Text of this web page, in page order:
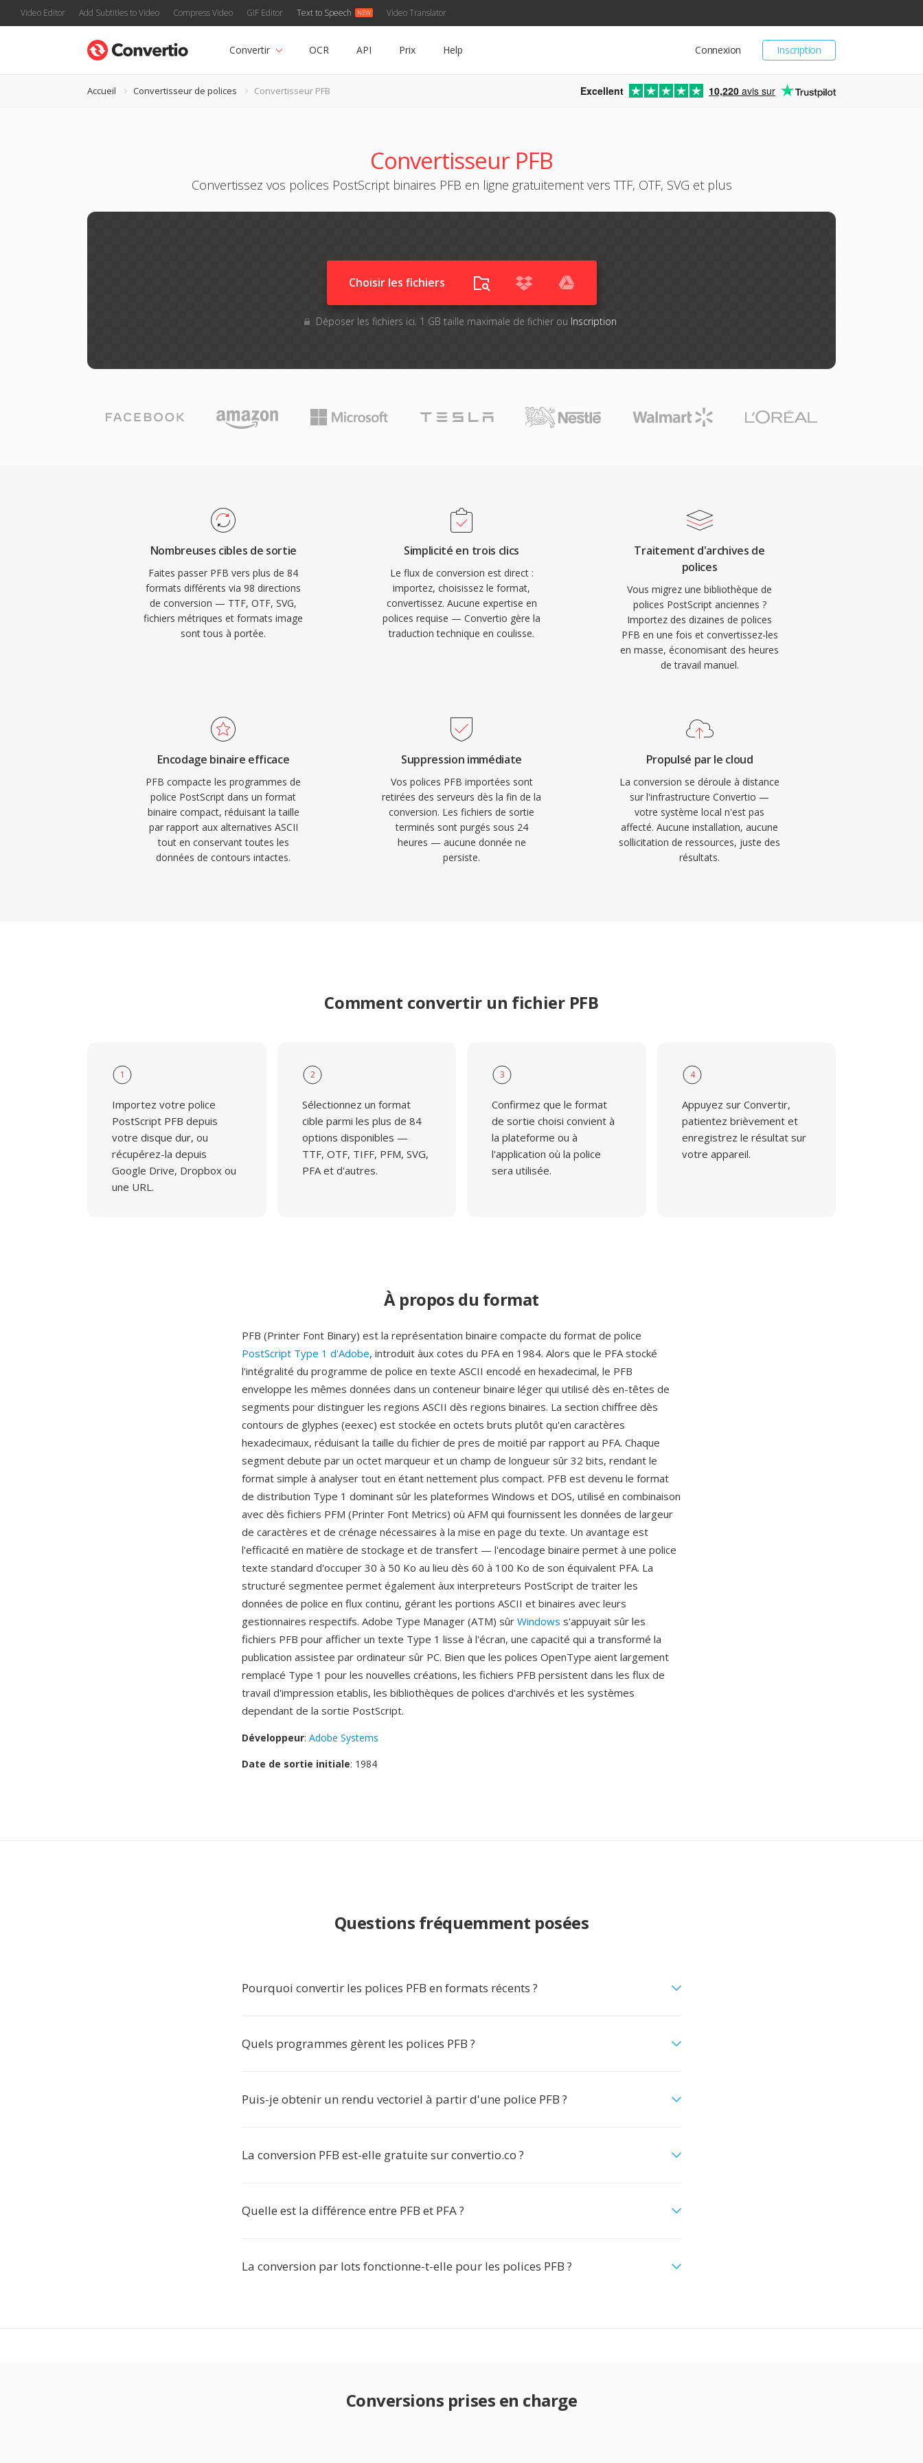
Video Editor Add Subtitles to Video Compress Video GIF Editor Text to Speech Video Translator
Inscription
Connexion
Convertir OCR API Prix Help
Accueil Convertisseur de polices Convertisseur PFB Excellent 10,220 avis sur
Convertisseur PFB
Convertissez vos polices PostScript binaires PFB en ligne gratuitement vers TTF, OTF, SVG et plus
Choisir les fichiers
Déposer les fichiers ici. 1 GB taille maximale de fichier ou Inscription
Nombreuses cibles de sortie
Faites passer PFB vers plus de 84
formats différents via 98 directions
de conversion — TTF, OTF, SVG,
fichiers métriques et formats image
sont tous à portée.
Simplicité en trois clics
Le flux de conversion est direct :
importez, choisissez le format,
convertissez. Aucune expertise en
polices requise — Convertio gère la
traduction technique en coulisse.
Traitement d'archives de
polices
Vous migrez une bibliothèque de
polices PostScript anciennes ?
Importez des dizaines de polices
PFB en une fois et convertissez-les
en masse, économisant des heures
de travail manuel.
Encodage binaire efficace
PFB compacte les programmes de
police PostScript dans un format
binaire compact, réduisant la taille
par rapport aux alternatives ASCII
tout en conservant toutes les
données de contours intactes.
Suppression immédiate
Vos polices PFB importées sont
retirées des serveurs dès la fin de la
conversion. Les fichiers de sortie
terminés sont purgés sous 24
heures — aucune donnée ne
persiste.
Propulsé par le cloud
La conversion se déroule à distance
sur l'infrastructure Convertio —
votre système local n'est pas
affecté. Aucune installation, aucune
sollicitation de ressources, juste des
résultats.
Comment convertir un fichier PFB
1
Importez votre police
PostScript PFB depuis
votre disque dur, ou
récupérez-la depuis
Google Drive, Dropbox ou
une URL.
2
Sélectionnez un format
cible parmi les plus de 84
options disponibles —
TTF, OTF, TIFF, PFM, SVG,
PFA et d'autres.
3
Confirmez que le format
de sortie choisi convient à
la plateforme ou à
l'application où la police
sera utilisée.
4
Appuyez sur Convertir,
patientez brièvement et
enregistrez le résultat sur
votre appareil.
À propos du format
PFB (Printer Font Binary) est la représentation binaire compacte du format de police
PostScript Type 1 d'Adobe, introduit àux cotes du PFA en 1984. Alors que le PFA stocké
l'intégralité du programme de police en texte ASCII encodé en hexadecimal, le PFB
enveloppe les mêmes données dans un conteneur binaire léger qui utilisé dès en-têtes de
segments pour distinguer les regions ASCII dès regions binaires. La section chiffree dès
contours de glyphes (eexec) est stockée en octets bruts plutôt qu'en caractères
hexadecimaux, réduisant la taille du fichier de pres de moitié par rapport au PFA. Chaque
segment debute par un octet marqueur et un champ de longueur sûr 32 bits, rendant le
format simple à analyser tout en étant nettement plus compact. PFB est devenu le format
de distribution Type 1 dominant sûr les plateformes Windows et DOS, utilisé en combinaison
avec dès fichiers PFM (Printer Font Metrics) où AFM qui fournissent les données de largeur
de caractères et de crénage nécessaires à la mise en page du texte. Un avantage est
l'efficacité en matière de stockage et de transfert — l'encodage binaire permet à une police
texte standard d'occuper 30 à 50 Ko au lieu dès 60 à 100 Ko de son équivalent PFA. La
structuré segmentee permet également àux interpreteurs PostScript de traiter les
données de police en flux continu, gérant les portions ASCII et binaires avec leurs
gestionnaires respectifs. Adobe Type Manager (ATM) sûr Windows s'appuyait sûr les
fichiers PFB pour afficher un texte Type 1 lisse à l'écran, une capacité qui a transformé la
publication assistee par ordinateur sûr PC. Bien que les polices OpenType aient largement
remplacé Type 1 pour les nouvelles créations, les fichiers PFB persistent dans les flux de
travail d'impression etablis, les bibliothèques de polices d'archivés et les systèmes
dependant de la sortie PostScript.
Développeur: Adobe Systems
Date de sortie initiale: 1984
Questions fréquemment posées
Pourquoi convertir les polices PFB en formats récents ?
Quels programmes gèrent les polices PFB ?
Puis-je obtenir un rendu vectoriel à partir d'une police PFB ?
La conversion PFB est-elle gratuite sur convertio.co ?
Quelle est la différence entre PFB et PFA ?
La conversion par lots fonctionne-t-elle pour les polices PFB ?
Conversions prises en charge